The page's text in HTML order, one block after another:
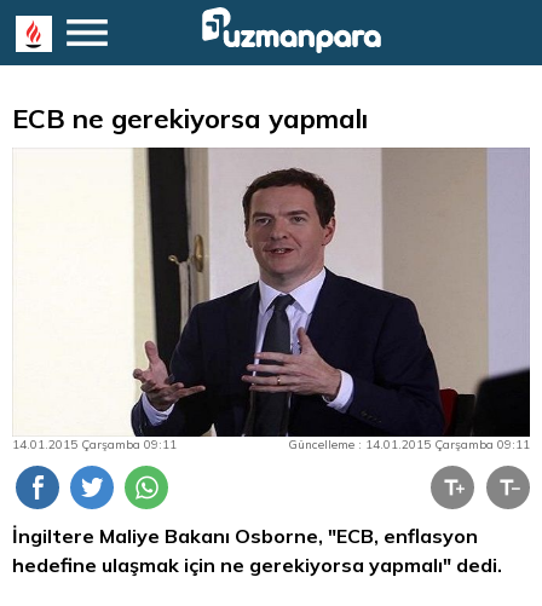
ECB ne gerekiyorsa yapmalı
14.01.2015 Çarşamba 09:11 Güncelleme : 14.01.2015 Çarşamba 09:11
İngiltere Maliye Bakanı Osborne, "ECB, enflasyon
hedefine ulaşmak için ne gerekiyorsa yapmalı" dedi.